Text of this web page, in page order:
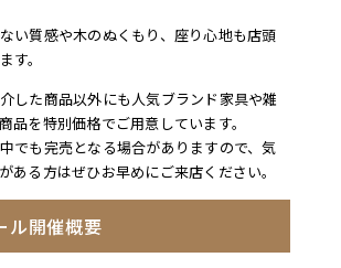
い質感や木のぬくもり、座り心地も店頭
す。
した商品以外にも人気ブランド家具や雑
品を特別価格でご用意しています。
でも完売となる場合がありますので、気
ある方はぜひお早めにご来店ください。
ル開催概要